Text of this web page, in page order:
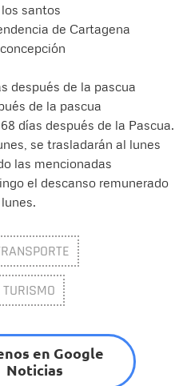
santos
de Cartagena
después de la pascua
de la pascua
días después de la Pascua.
se trasladarán al lunes
las mencionadas
el descanso remunerado
TURISMO
en Google
Noticias